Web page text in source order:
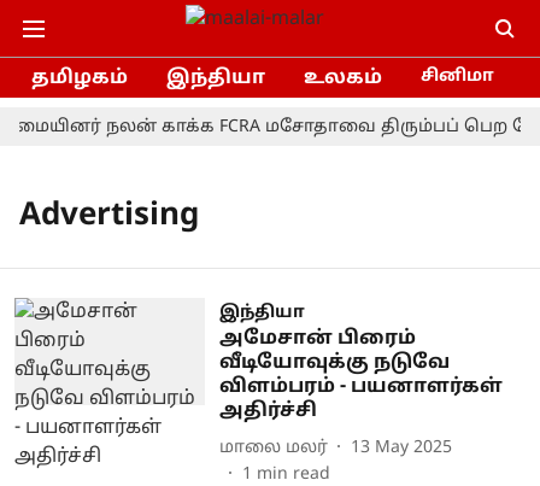
தமிழகம் இந்தியா உலகம் சினிமா
நலன் காக்க FCRA மசோதாவை திரும்பப் பெற
Advertising
இந்தியா
அமேசான் பிரைம்
வீடியோவுக்கு நடுவே
விளம்பரம் - பயனாளர்கள்
அதிர்ச்சி
மாலை மலர்
13 May 2025
1 min read